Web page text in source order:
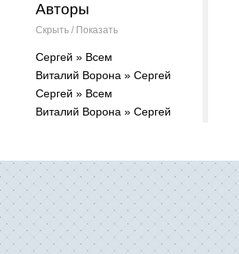
Авторы
Скрыть / Показать
Сергей » Всем
Виталий Ворона » Сергей
Сергей » Всем
Виталий Ворона » Сергей